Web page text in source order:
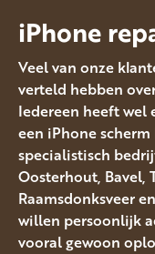
iPhone
Veel van onze
verteld hebben
Iedereen heeft wel
een iPhone
specialistisch
Oosterhout, Bavel,
Raamsdonksveer
willen persoonlijk
vooral gewoon